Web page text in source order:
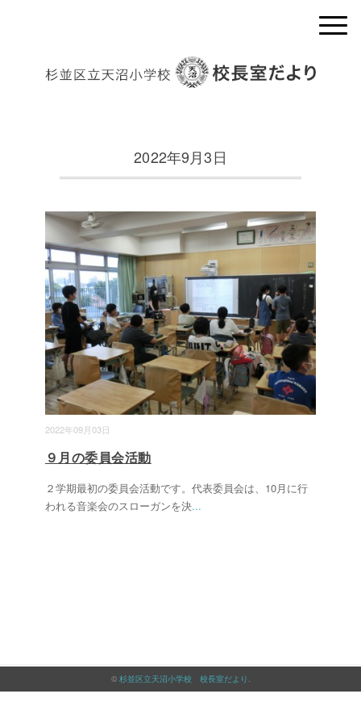
2022年9月3日
2022年09月03日
９月の委員会活動
２学期最初の委員会活動です。代表委員会は、10月に行
われる音楽会のスローガンを決...
© 杉並区立天沼小学校 校長室だより .